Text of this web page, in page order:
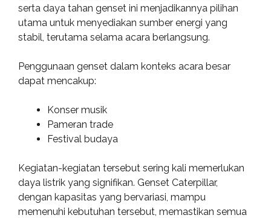
serta daya tahan genset ini menjadikannya pilihan
utama untuk menyediakan sumber energi yang
stabil, terutama selama acara berlangsung.
Penggunaan genset dalam konteks acara besar
dapat mencakup:
Konser musik
Pameran trade
Festival budaya
Kegiatan-kegiatan tersebut sering kali memerlukan
daya listrik yang signifikan. Genset Caterpillar,
dengan kapasitas yang bervariasi, mampu
memenuhi kebutuhan tersebut, memastikan semua